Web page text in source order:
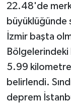
22.48'de
büyüklüğünde
İzmir başta
5.99
belirlendi.
deprem